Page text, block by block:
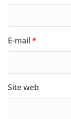
E-mail*
Site web